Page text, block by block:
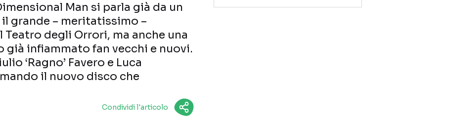
Man si parla già da un
grande – meritatissimo –
Teatro degli Orrori, ma anche una
già infiammato fan vecchi e nuovi.
‘Ragno’ Favero e Luca
il nuovo disco che
Condividi l'articolo